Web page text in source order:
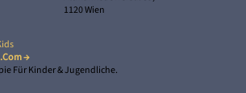
1120 Wien
→
Für Kinder & Jugendliche.